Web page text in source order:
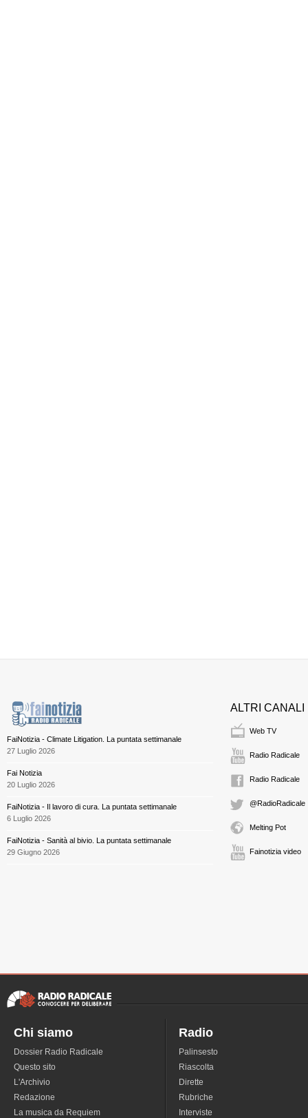
FaiNotizia - Climate Litigation. La puntata settimanale
27 Luglio 2026
Fai Notizia
20 Luglio 2026
FaiNotizia - Il lavoro di cura. La puntata settimanale
6 Luglio 2026
FaiNotizia - Sanità al bivio. La puntata settimanale
29 Giugno 2026
ALTRI CANALI
Web TV
Radio Radicale
Radio Radicale
@RadioRadicale
Melting Pot
Fainotizia video
Chi siamo
Dossier Radio Radicale
Questo sito
L'Archivio
Redazione
La musica da Requiem
Radio
Palinsesto
Riascolta
Dirette
Rubriche
Interviste